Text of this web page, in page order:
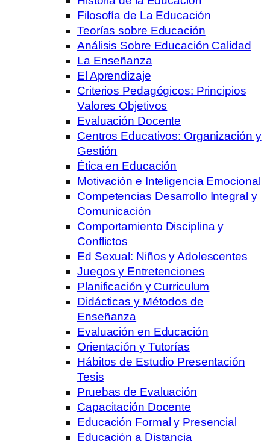
Filosofía de La Educación
Teorías sobre Educación
Análisis Sobre Educación Calidad
La Enseñanza
El Aprendizaje
Criterios Pedagógicos: Principios
Valores Objetivos
Evaluación Docente
Centros Educativos: Organización y
Gestión
Ética en Educación
Motivación e Inteligencia Emocional
Competencias Desarrollo Integral y
Comunicación
Comportamiento Disciplina y
Conflictos
Ed Sexual: Niños y Adolescentes
Juegos y Entretenciones
Planificación y Curriculum
Didácticas y Métodos de
Enseñanza
Evaluación en Educación
Orientación y Tutorías
Hábitos de Estudio Presentación
Tesis
Pruebas de Evaluación
Capacitación Docente
Educación Formal y Presencial
Educación a Distancia